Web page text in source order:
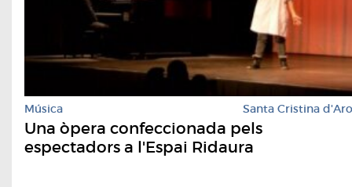
Música Santa Cristina d'Aro
Una òpera confeccionada pels
espectadors a l'Espai Ridaura